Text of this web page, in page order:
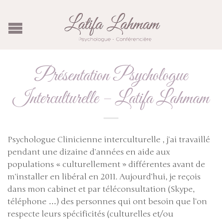
Présentation Psychologue
Interculturelle – Latifa Lahmam
Psychologue Clinicienne interculturelle , j’ai travaillé
pendant une dizaine d’années en aide aux
populations « culturellement » différentes avant de
m’installer en libéral en 2011. Aujourd’hui, je reçois
dans mon cabinet et par téléconsultation (Skype,
téléphone …) des personnes qui ont besoin que l’on
respecte leurs spécificités (culturelles et/ou